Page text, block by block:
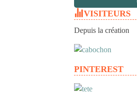
VISITEURS
Depuis la création
PINTEREST